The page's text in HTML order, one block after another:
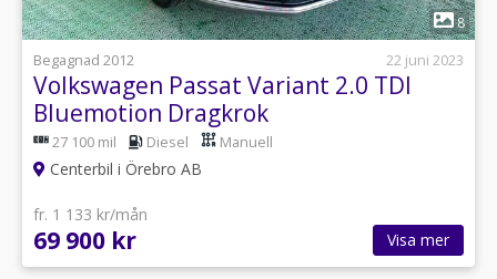
1
8
Begagnad 2012
22 juni 2023
Volkswagen Passat Variant 2.0 TDI
Bluemotion Dragkrok
27 100 mil Diesel Manuell
Centerbil i Örebro AB
fr. 1 133 kr/mån
69 900 kr Visa mer